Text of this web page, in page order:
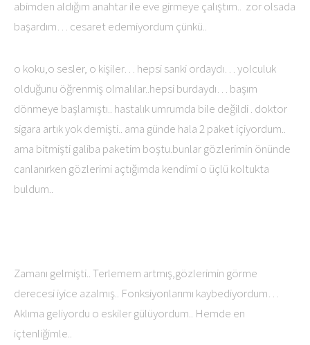
abimden aldığım anahtar ile eve girmeye çalıştım.. zor olsada
başardım… cesaret edemiyordum çünkü..
o koku,o sesler, o kişiler… hepsi sanki ordaydı… yolculuk
olduğunu öğrenmiş olmalılar..hepsi burdaydı… başım
dönmeye başlamıştı.. hastalık umrumda bile değildi . doktor
sigara artık yok demişti.. ama günde hala 2 paket içiyordum..
ama bitmişti galiba paketim boştu.bunlar gözlerimin önünde
canlanırken gözlerimi açtığımda kendimi o üçlü koltukta
buldum..
Zamanı gelmişti.. Terlemem artmış,gözlerimin görme
derecesi iyice azalmış.. Fonksiyonlarımı kaybediyordum…
Aklıma geliyordu o eskiler gülüyordum.. Hemde en
içtenliğimle..